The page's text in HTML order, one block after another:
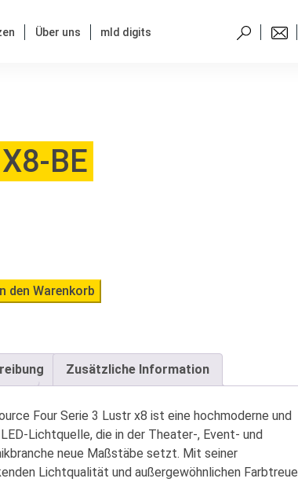
Über uns mld digits
BE
den Warenkorb
Zusätzliche Information
Four Serie 3 Lustr x8 ist eine hochmoderne und
Lichtquelle, die in der Theater-, Event- und
neue Maßstäbe setzt. Mit seiner
Lichtqualität und außergewöhnlichen Farbtreue